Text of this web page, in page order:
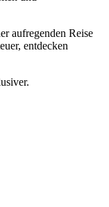
aufregenden Reise
entdecken